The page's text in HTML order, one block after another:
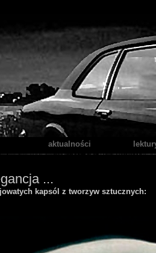
aktualności
...
kapsól z tworzyw sztucznych: